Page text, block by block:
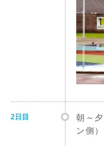
2日目
朝～
ン側）